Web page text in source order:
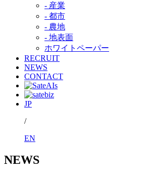
- 産業
- 都市​
- 農地
- 地表面
ホワイトペーパー
RECRUIT
NEWS
CONTACT
JP
/
EN
NEWS